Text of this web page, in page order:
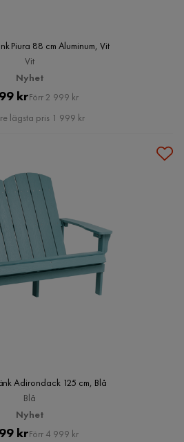
Piura 88 cm Aluminum, Vit
Vit
Nyhet
Pris
krOriginal
Pris
Förr 2 999 kr
lägsta pris 1 999 kr
Adirondack 125 cm, Blå
Blå
Nyhet
Pris
krOriginal
Förr 4 999 kr